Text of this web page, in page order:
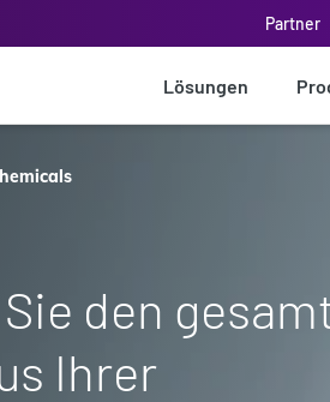
Partner
Lösungen
den
Ihrer